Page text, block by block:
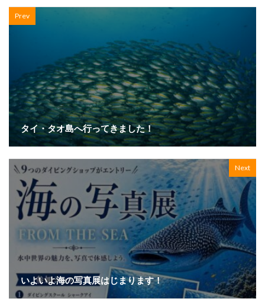
Prev
タイ・タオ島へ行ってきました！
Next
いよいよ海の写真展はじまります！